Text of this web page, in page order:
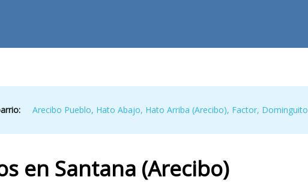
Arecibo Pueblo, Hato Abajo, Hato Arriba (Arecibo), Factor, Dominguito
en Santana (Arecibo)